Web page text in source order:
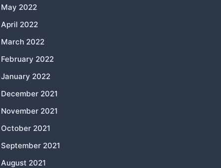
May 2022
April 2022
March 2022
February 2022
January 2022
December 2021
November 2021
October 2021
September 2021
August 2021